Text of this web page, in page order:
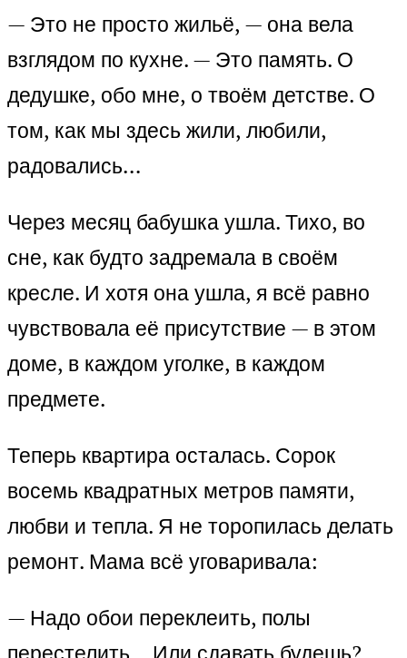
— Это не просто жильё, — она вела
взглядом по кухне. — Это память. О
дедушке, обо мне, о твоём детстве. О
том, как мы здесь жили, любили,
радовались…
Через месяц бабушка ушла. Тихо, во
сне, как будто задремала в своём
кресле. И хотя она ушла, я всё равно
чувствовала её присутствие — в этом
доме, в каждом уголке, в каждом
предмете.
Теперь квартира осталась. Сорок
восемь квадратных метров памяти,
любви и тепла. Я не торопилась делать
ремонт. Мама всё уговаривала:
— Надо обои переклеить, полы